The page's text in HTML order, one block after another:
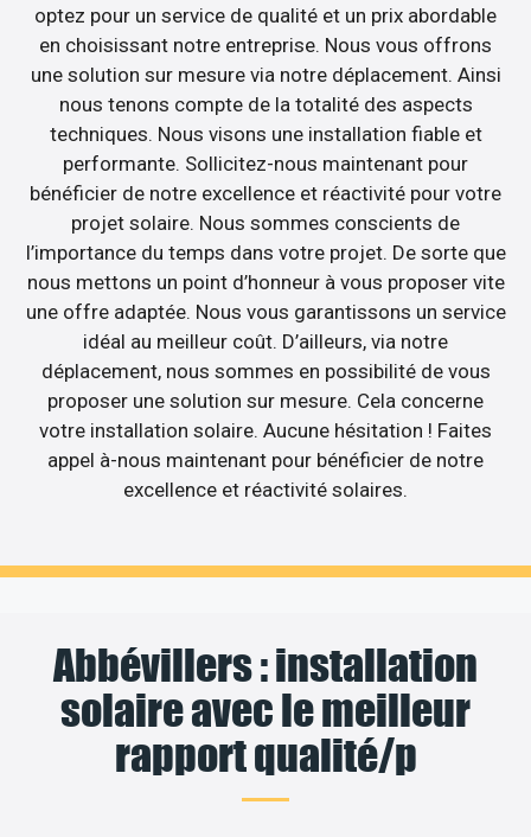
optez pour un service de qualité et un prix abordable
en choisissant notre entreprise. Nous vous offrons
une solution sur mesure via notre déplacement. Ainsi
nous tenons compte de la totalité des aspects
techniques. Nous visons une installation fiable et
performante. Sollicitez-nous maintenant pour
bénéficier de notre excellence et réactivité pour votre
projet solaire. Nous sommes conscients de
l’importance du temps dans votre projet. De sorte que
nous mettons un point d’honneur à vous proposer vite
une offre adaptée. Nous vous garantissons un service
idéal au meilleur coût. D’ailleurs, via notre
déplacement, nous sommes en possibilité de vous
proposer une solution sur mesure. Cela concerne
votre installation solaire. Aucune hésitation ! Faites
appel à-nous maintenant pour bénéficier de notre
excellence et réactivité solaires.
Abbévillers : installation
solaire avec le meilleur
rapport qualité/p